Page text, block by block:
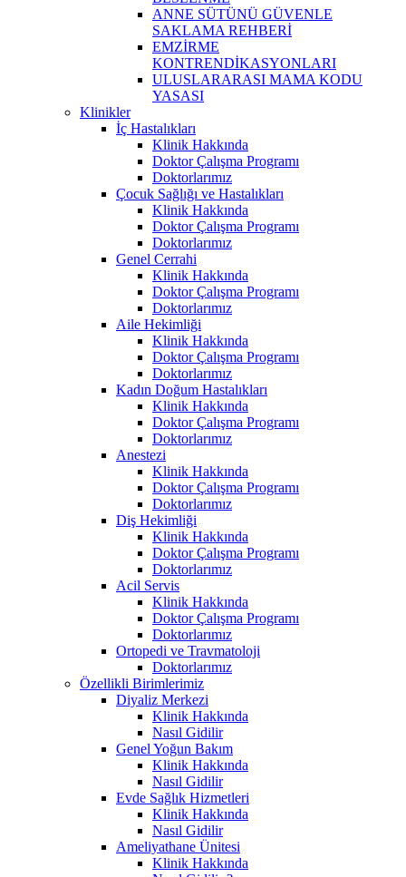
ANNE SÜTÜNÜ GÜVENLE
SAKLAMA REHBERİ
EMZİRME
KONTRENDİKASYONLARI
ULUSLARARASI MAMA KODU
YASASI
Klinikler
İç Hastalıkları
Klinik Hakkında
Doktor Çalışma Programı
Doktorlarımız
Çocuk Sağlığı ve Hastalıkları
Klinik Hakkında
Doktor Çalışma Programı
Doktorlarımız
Genel Cerrahi
Klinik Hakkında
Doktor Çalışma Programı
Doktorlarımız
Aile Hekimliği
Klinik Hakkında
Doktor Çalışma Programı
Doktorlarımız
Kadın Doğum Hastalıkları
Klinik Hakkında
Doktor Çalışma Programı
Doktorlarımız
Anestezi
Klinik Hakkında
Doktor Çalışma Programı
Doktorlarımız
Diş Hekimliği
Klinik Hakkında
Doktor Çalışma Programı
Doktorlarımız
Acil Servis
Klinik Hakkında
Doktor Çalışma Programı
Doktorlarımız
Ortopedi ve Travmatoloji
Doktorlarımız
Özellikli Birimlerimiz
Diyaliz Merkezi
Klinik Hakkında
Nasıl Gidilir
Genel Yoğun Bakım
Klinik Hakkında
Nasıl Gidilir
Evde Sağlık Hizmetleri
Klinik Hakkında
Nasıl Gidilir
Ameliyathane Ünitesi
Klinik Hakkında